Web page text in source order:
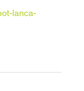
lanca-